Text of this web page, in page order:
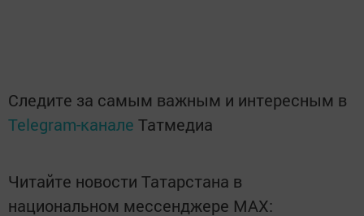
Следите за самым важным и интересным в
Telegram-канале Татмедиа
Читайте новости Татарстана в
национальном мессенджере MАХ: